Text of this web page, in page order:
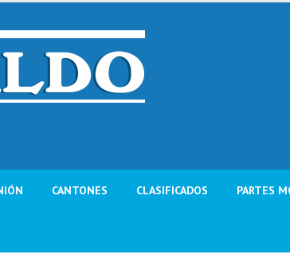
CANTONES CLASIFICADOS PARTES